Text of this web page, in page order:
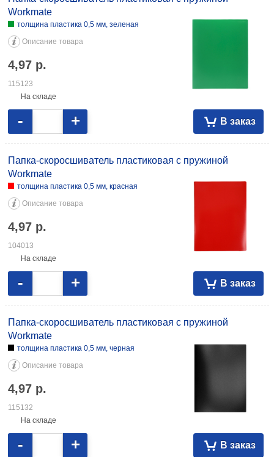
красная 4,97 104013 толщина пластика 0,5 мм, черная 4,97 115132
Workmate
толщина пластика 0,5 мм, зеленая
Описание товара
4,97 р.
115123
На складе
В заказ
- +
Папка-скоросшиватель пластиковая с пружиной
Workmate
толщина пластика 0,5 мм, красная
Описание товара
4,97 р.
104013
На складе
В заказ
- +
Папка-скоросшиватель пластиковая с пружиной
Workmate
толщина пластика 0,5 мм, черная
Описание товара
4,97 р.
115132
На складе
В заказ
- +